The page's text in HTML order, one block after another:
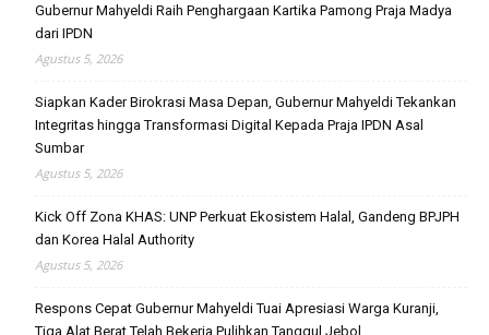
Gubernur Mahyeldi Raih Penghargaan Kartika Pamong Praja Madya
dari IPDN
Agustus 5, 2026
Siapkan Kader Birokrasi Masa Depan, Gubernur Mahyeldi Tekankan
Integritas hingga Transformasi Digital Kepada Praja IPDN Asal
Sumbar
Agustus 5, 2026
Kick Off Zona KHAS: UNP Perkuat Ekosistem Halal, Gandeng BPJPH
dan Korea Halal Authority
Agustus 5, 2026
Respons Cepat Gubernur Mahyeldi Tuai Apresiasi Warga Kuranji,
Tiga Alat Berat Telah Bekerja Pulihkan Tanggul Jebol